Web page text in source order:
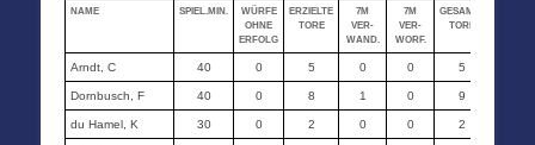
NAME SPIEL.MIN.
WÜRFE
OHNE
ERFOLG
ERZIELTE
TORE
7M
VER-
WAND.
7M
VER-
WORF.
GESAMT-
TORE
Arndt, C 40 0 5 0 0 5
Dornbusch, F 40 0 8 1 0 9
du Hamel, K 30 0 2 0 0 2